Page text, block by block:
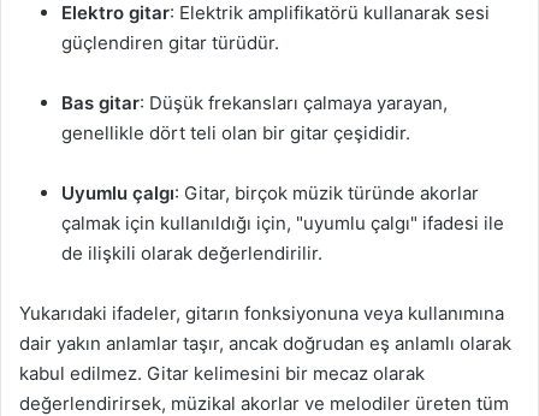
Elektro gitar: Elektrik amplifikatörü kullanarak sesi
güçlendiren gitar türüdür.
Bas gitar: Düşük frekansları çalmaya yarayan,
genellikle dört teli olan bir gitar çeşididir.
Uyumlu çalgı: Gitar, birçok müzik türünde akorlar
çalmak için kullanıldığı için, "uyumlu çalgı" ifadesi ile
de ilişkili olarak değerlendirilir.
Yukarıdaki ifadeler, gitarın fonksiyonuna veya kullanımına
dair yakın anlamlar taşır, ancak doğrudan eş anlamlı olarak
kabul edilmez. Gitar kelimesini bir mecaz olarak
değerlendirirsek, müzikal akorlar ve melodiler üreten tüm